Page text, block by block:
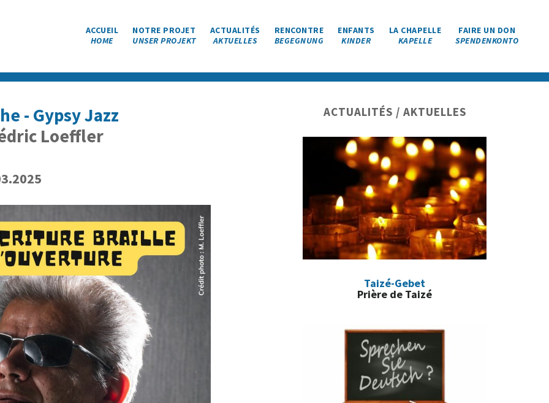
ACCUEIL
HOME
NOTRE PROJET
UNSER PROJEKT
ACTUALITÉS
AKTUELLES
RENCONTRE
BEGEGNUNG
ENFANTS
KINDER
LA CHAPELLE
KAPELLE
FAIRE UN DON
SPENDENKONTO
- Gypsy Jazz
Loeffler
principale
ACTUALITÉS / AKTUELLES
Taizé-Gebet
Prière de Taizé